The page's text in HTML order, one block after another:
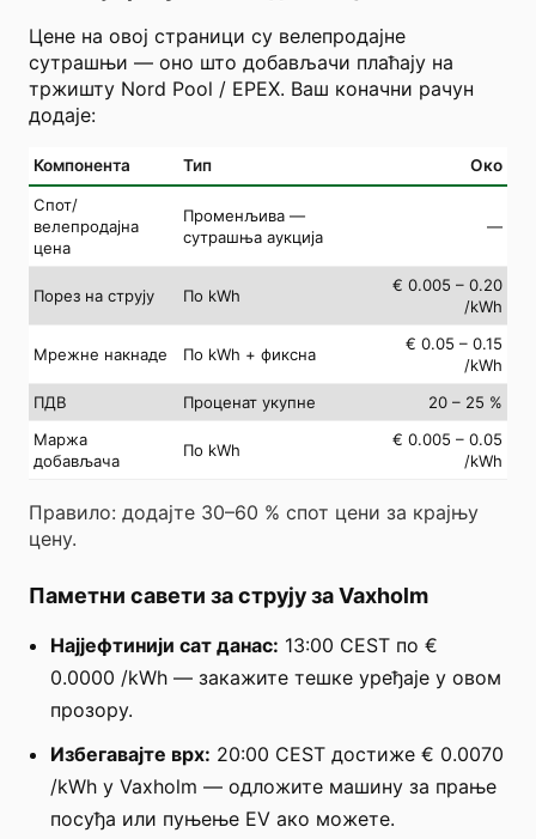
Цене на овој страници су велепродајне
сутрашњи — оно што добављачи плаћају на
тржишту Nord Pool / EPEX. Ваш коначни рачун
додаје:
Компонента Тип Око
Спот/
велепродајна
цена
Променљива —
сутрашња аукција
—
Порез на струју По kWh
€ 0.005 – 0.20
/kWh
Мрежне накнаде По kWh + фиксна
€ 0.05 – 0.15
/kWh
ПДВ
Проценат укупне
20 – 25 %
Маржа
добављача
По kWh
€ 0.005 – 0.05
/kWh
Правило: додајте 30–60 % спот цени за крајњу
цену.
Паметни савети за струју за Vaxholm
Најјефтинији сат данас: 13:00 CEST по €
0.0000 /kWh — закажите тешке уређаје у овом
прозору.
Избегавајте врх: 20:00 CEST достиже € 0.0070
/kWh у Vaxholm — одложите машину за прање
посуђа или пуњење EV ако можете.